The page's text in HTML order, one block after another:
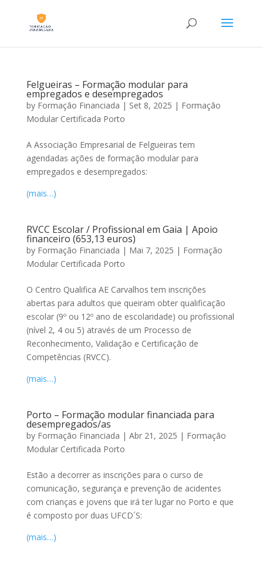
Felgueiras – Formação modular para
empregados e desempregados
by Formação Financiada | Set 8, 2025 | Formação
Modular Certificada Porto
A Associação Empresarial de Felgueiras tem
agendadas ações de formação modular para
empregados e desempregados:
(mais…)
RVCC Escolar / Profissional em Gaia | Apoio
financeiro (653,13 euros)
by Formação Financiada | Mai 7, 2025 | Formação
Modular Certificada Porto
O Centro Qualifica AE Carvalhos tem inscrições
abertas para adultos que queiram obter qualificação
escolar (9º ou 12º ano de escolaridade) ou profissional
(nível 2, 4 ou 5) através de um Processo de
Reconhecimento, Validação e Certificação de
Competências (RVCC).
(mais…)
Porto – Formação modular financiada para
desempregados/as
by Formação Financiada | Abr 21, 2025 | Formação
Modular Certificada Porto
Estão a decorrer as inscrições para o curso de
comunicação, segurança e prevenção de acidentes
com crianças e jovens que irá ter lugar no Porto e que
é composto por duas UFCD´S:
(mais…)